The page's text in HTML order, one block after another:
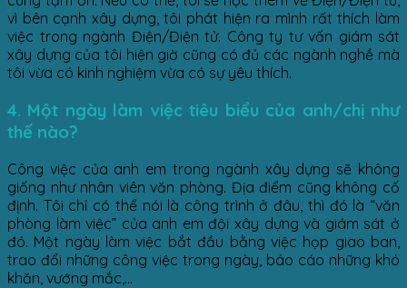
vì bên cạnh xây dựng, tôi phát hiện ra mình rất thích làm
việc trong ngành Điện/Điện tử. Công ty tư vấn giám sát
xây dựng của tôi hiện giờ cũng có đủ các ngành nghề mà
tôi vừa có kinh nghiệm vừa có sự yêu thích.
4. Một ngày làm việc tiêu biểu của anh/chị như
thế nào?
Công việc của anh em trong ngành xây dựng sẽ không
giống như nhân viên văn phòng. Địa điểm cũng không cố
định. Tôi chỉ có thể nói là công trình ở đâu, thì đó là “văn
phòng làm việc” của anh em đội xây dựng và giám sát ở
đó. Một ngày làm việc bắt đầu bằng việc họp giao ban,
trao đổi những công việc trong ngày, báo cáo những khó
khăn, vướng mắc,…